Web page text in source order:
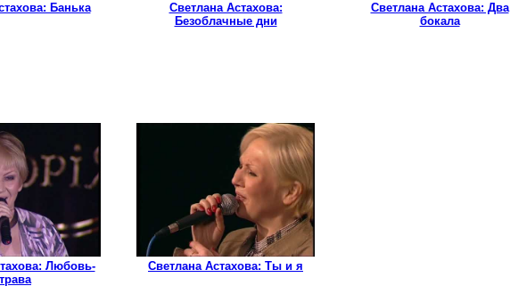
Банька
Светлана Астахова:
Безоблачные дни
Светлана Астахова: Два
бокала
Любовь-
Светлана Астахова: Ты и я